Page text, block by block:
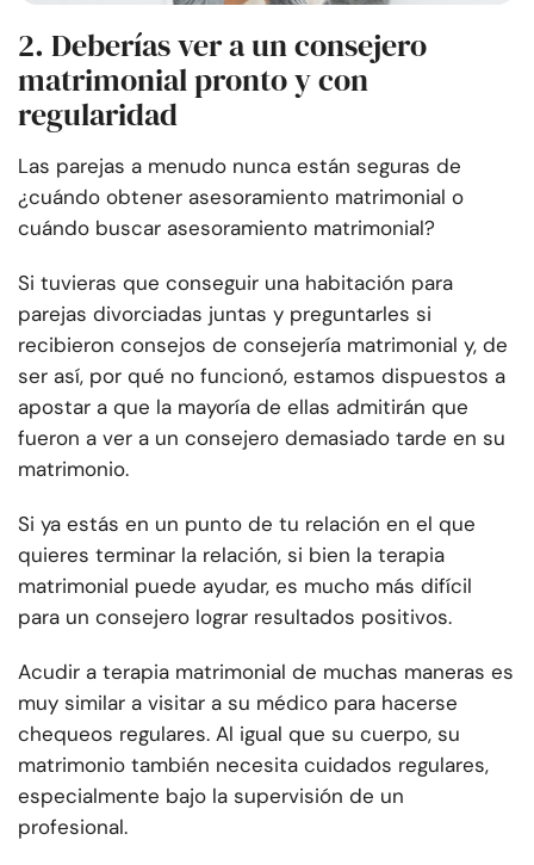
2. Deberías ver a un consejero
matrimonial pronto y con
regularidad
Las parejas a menudo nunca están seguras de
¿cuándo obtener asesoramiento matrimonial o
cuándo buscar asesoramiento matrimonial?
Si tuvieras que conseguir una habitación para
parejas divorciadas juntas y preguntarles si
recibieron consejos de consejería matrimonial y, de
ser así, por qué no funcionó, estamos dispuestos a
apostar a que la mayoría de ellas admitirán que
fueron a ver a un consejero demasiado tarde en su
matrimonio.
Si ya estás en un punto de tu relación en el que
quieres terminar la relación, si bien la terapia
matrimonial puede ayudar, es mucho más difícil
para un consejero lograr resultados positivos.
Acudir a terapia matrimonial de muchas maneras es
muy similar a visitar a su médico para hacerse
chequeos regulares. Al igual que su cuerpo, su
matrimonio también necesita cuidados regulares,
especialmente bajo la supervisión de un
profesional.